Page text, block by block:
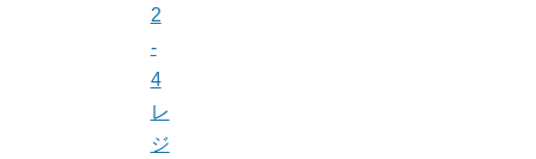
2
-
4
レ
ジ